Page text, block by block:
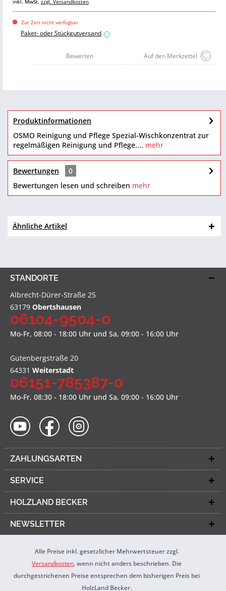
inkl. MwSt. zzgl. Versandkosten
Zur Zeit nicht verfügbar
Paket- oder Stückgutversand i
Auf den Merkzettel
Bewerten
Produktinformationen
OSMO Reinigung und Pflege Spezial-Wischkonzentrat zur
regelmäßigen Reinigung und Pflege.... mehr
Bewertungen
0
Bewertungen lesen und schreiben mehr
Ähnliche Artikel
STANDORTE
Albrecht-Dürer-Straße 25
63179 Obertshausen
06104-9504-0
Mo-Fr, 08:00 - 18:00 Uhr und Sa, 09:00 - 16:00 Uhr
Gutenbergstraße 20
64331 Weiterstadt
06151-785387-0
Mo-Fr, 08:30 - 18:00 Uhr und Sa, 09:00 - 16:00 Uhr
ZAHLUNGSARTEN
SERVICE
HOLZLAND BECKER
NEWSLETTER
Alle Preise inkl. gesetzlicher Mehrwertsteuer zzgl.
Versandkosten, wenn nicht anders beschrieben. Die
durchgestrichenen Preise entsprechen dem bisherigen Preis bei
HolzLand Becker.